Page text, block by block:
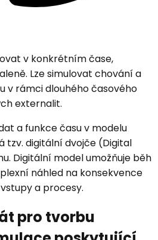
v konkrétním čase,
Lze simulovat chování a
v rámci dlouhého časového
externalit.
a funkce času v modelu
tzv. digitální dvojče (Digital
Digitální model umožňuje běh
náhled na konsekvence
a procesy.
pro tvorbu